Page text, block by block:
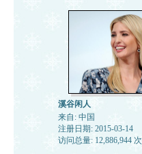
溪谷闲人
来自: 中国
注册日期: 2015-03-14
访问总量: 12,886,944 次